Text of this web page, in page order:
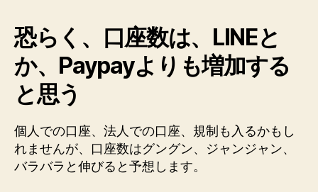
恐らく、口座数は、LINEと
か、Paypayよりも増加する
と思う
個人での口座、法人での口座、規制も入るかもし
れませんが、口座数はグングン、ジャンジャン、
バラバラと伸びると予想します。